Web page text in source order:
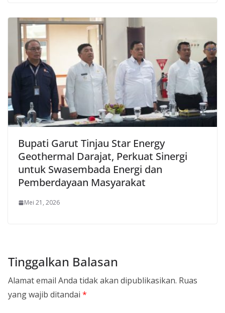
Bupati Garut Tinjau Star Energy
Geothermal Darajat, Perkuat Sinergi
untuk Swasembada Energi dan
Pemberdayaan Masyarakat
Mei 21, 2026
Tinggalkan Balasan
Alamat email Anda tidak akan dipublikasikan. Ruas
yang wajib ditandai *